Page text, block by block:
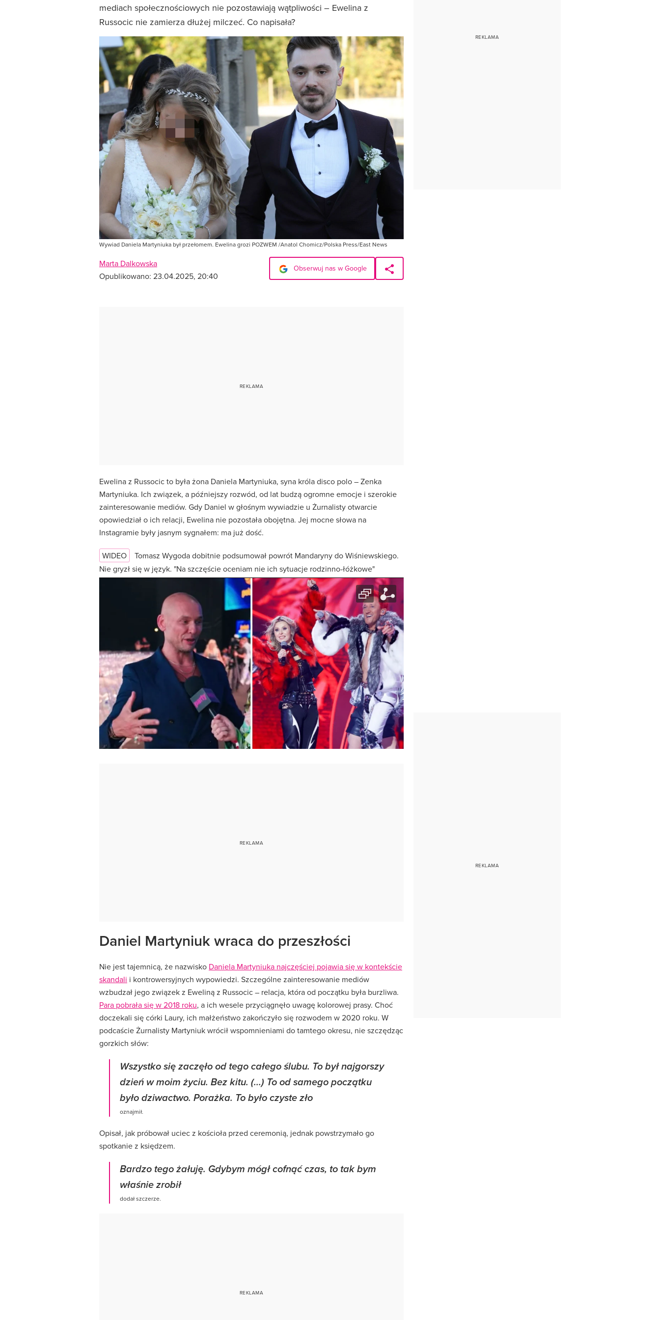
mediach społecznościowych nie pozostawiają wątpliwości – Ewelina z
Russocic nie zamierza dłużej milczeć. Co napisała?
Wywiad Daniela Martyniuka był przełomem. Ewelina grozi POZWEM /Anatol Chomicz/Polska Press/East News
Marta Dalkowska
Opublikowano: 23.04.2025, 20:40
Obserwuj nas w Google
Ewelina z Russocic to była żona Daniela Martyniuka, syna króla disco polo – Zenka
Martyniuka. Ich związek, a późniejszy rozwód, od lat budzą ogromne emocje i szerokie
zainteresowanie mediów. Gdy Daniel w głośnym wywiadzie u Żurnalisty otwarcie
opowiedział o ich relacji, Ewelina nie pozostała obojętna. Jej mocne słowa na
Instagramie były jasnym sygnałem: ma już dość.
WIDEO
Tomasz Wygoda dobitnie podsumował powrót Mandaryny do Wiśniewskiego.
Nie gryzł się w język. "Na szczęście oceniam nie ich sytuacje rodzinno-łóżkowe"
Daniel Martyniuk wraca do przeszłości
Nie jest tajemnicą, że nazwisko Daniela Martyniuka najczęściej pojawia się w kontekście
skandali i kontrowersyjnych wypowiedzi. Szczególne zainteresowanie mediów
wzbudzał jego związek z Eweliną z Russocic – relacja, która od początku była burzliwa.
Para pobrała się w 2018 roku, a ich wesele przyciągnęło uwagę kolorowej prasy. Choć
doczekali się córki Laury, ich małżeństwo zakończyło się rozwodem w 2020 roku. W
podcaście Żurnalisty Martyniuk wrócił wspomnieniami do tamtego okresu, nie szczędząc
gorzkich słów:
Wszystko się zaczęło od tego całego ślubu. To był najgorszy
dzień w moim życiu. Bez kitu. (...) To od samego początku
było dziwactwo. Porażka. To było czyste zło
oznajmił.
Opisał, jak próbował uciec z kościoła przed ceremonią, jednak powstrzymało go
spotkanie z księdzem.
Bardzo tego żałuję. Gdybym mógł cofnąć czas, to tak bym
właśnie zrobił
dodał szczerze.